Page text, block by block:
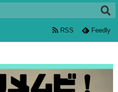
RSS Feedly